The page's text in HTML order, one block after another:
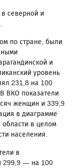
северной и
.
по стране, были
и
уровень
231,8 на 100
ВКО показатели
женщин и 339,9
в диаграмме
области в целом
населения.
в
299,9 — на 100